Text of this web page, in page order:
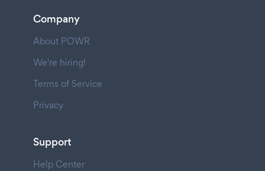
Company
About POWR
We're hiring!
Terms of Service
Privacy
Support
Help Center